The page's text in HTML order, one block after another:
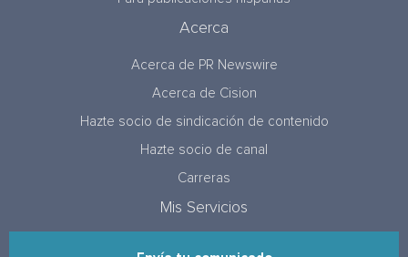
Acerca
Acerca de PR Newswire
Acerca de Cision
Hazte socio de sindicación de contenido
Hazte socio de canal
Carreras
Mis Servicios